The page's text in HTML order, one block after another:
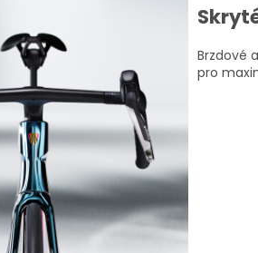
Brzdové
pro